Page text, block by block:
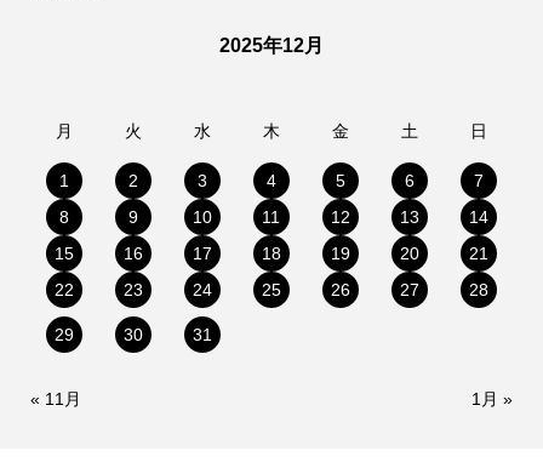
2025年12月
月 火 水 木 金 土 日
1 2 3 4 5 6
7
8
9 10 11 12 13
14
15
16 17 18 19 20
21
22
23 24 25 26 27 28
29 30 31
« 11月 1月 »